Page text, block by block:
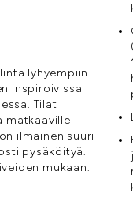
lyhyempiin
inspiroivissa
Tilat
matkaaville
ilmainen suuri
pysäköityä.
mukaan.